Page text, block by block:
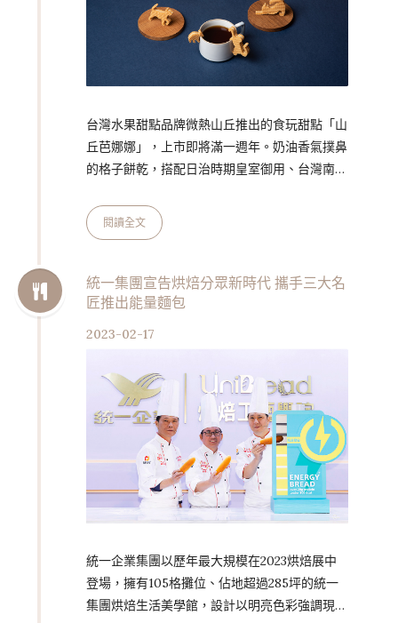
台灣水果甜點品牌微熱山丘推出的食玩甜點「山
丘芭娜娜」，上市即將滿一週年。奶油香氣撲鼻
的格子餅乾，搭配日治時期皇室御用、台灣南投
打造出的杯緣子造型餅乾，讓該品項廣受粉絲喜
愛。微熱山丘於今年2月22日起，邀請粉絲共同
包裝與全新動物造型餅乾。 可可脂內餡與酥軟
格子餅乾完美結合 為慶祝上市滿週年，山丘芭
閱讀全文
統一集團宣告烘焙分眾新時代 攜手三大名
匠推出能量麵包
2023-02-17
統一企業集團以歷年最大規模在2023烘焙展中
登場，擁有105格攤位、佔地超過285坪的統一
集團烘焙生活美學館，設計以明亮色彩強調現代